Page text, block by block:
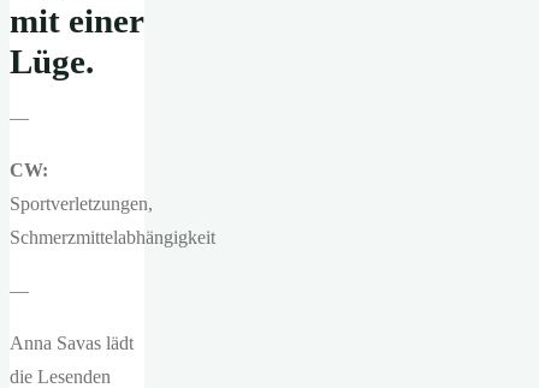
mit einer
Lüge.
—
CW:
Sportverletzungen,
Schmerzmittelabhängigkeit
—
Anna Savas lädt
die Lesenden